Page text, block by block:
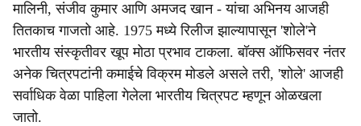
मालिनी, संजीव कुमार आणि अमजद खान - यांचा अभिनय आजही
तितकाच गाजतो आहे. 1975 मध्ये रिलीज झाल्यापासून 'शोले'ने
भारतीय संस्कृतीवर खूप मोठा प्रभाव टाकला. बॉक्स ऑफिसवर नंतर
अनेक चित्रपटांनी कमाईचे विक्रम मोडले असले तरी, 'शोले' आजही
सर्वाधिक वेळा पाहिला गेलेला भारतीय चित्रपट म्हणून ओळखला
जातो.